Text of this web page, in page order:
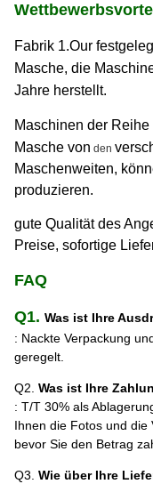
Fabrik 1.Our
Masche, die
Jahre herstellt.
Maschinen der Reihe
Masche von den
Maschenweiten,
produzieren.
gute Qualität des
Preise, sofortige
FAQ
Q1. Was ist Ihre
: Nackte Verpackung
geregelt.
Q2. Was ist Ihre
: T/T 30% als
Ihnen die Fotos und die
bevor Sie den Betrag
Q3. Wie über Ihre